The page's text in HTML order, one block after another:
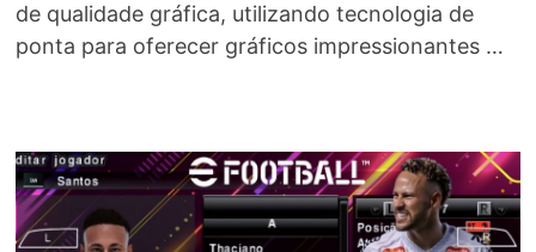
de qualidade gráfica, utilizando tecnologia de
ponta para oferecer gráficos impressionantes …